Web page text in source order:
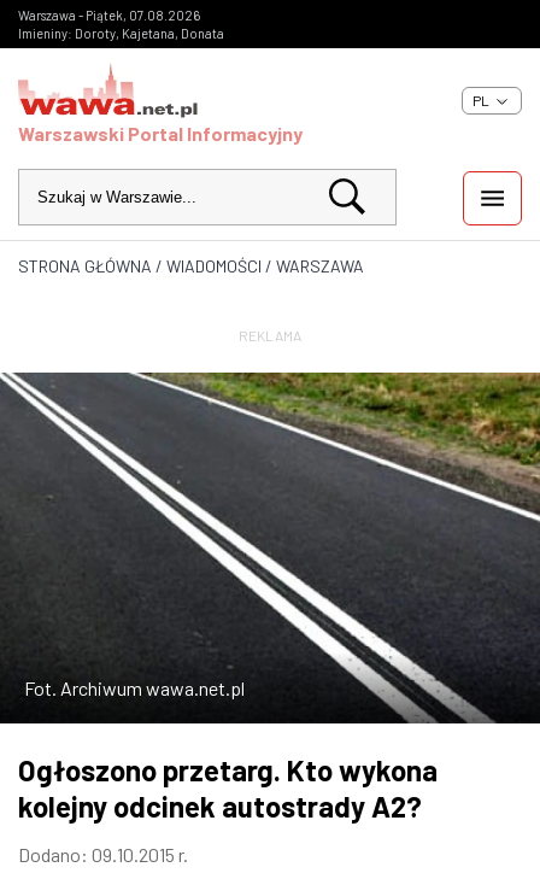
Warszawa - Piątek, 07.08.2026
Imieniny: Doroty, Kajetana, Donata
Warszawski Portal Informacyjny
PL
WIADOMOŚCI
IMPREZY
KULTURA
MARKETPLACE
STRONA GŁÓWNA / WIADOMOŚCI / WARSZAWA
REKLAMA
Fot. Archiwum wawa.net.pl
Ogłoszono przetarg. Kto wykona
kolejny odcinek autostrady A2?
Dodano: 09.10.2015 r.